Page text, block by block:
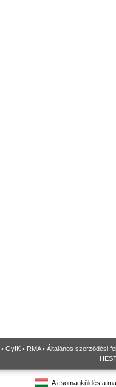
• GyIK • RMA• Általános szerződési
A csomagküldés a